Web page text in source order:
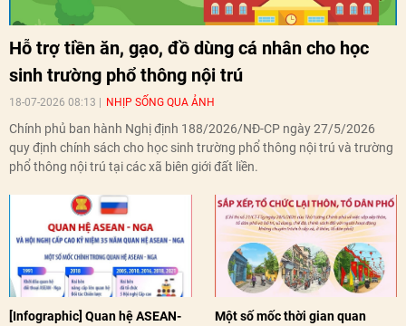
Hỗ trợ tiền ăn, gạo, đồ dùng cá nhân cho học
sinh trường phổ thông nội trú
18-07-2026 08:13 NHỊP SỐNG QUA ẢNH
Chính phủ ban hành Nghị định 188/2026/NĐ-CP ngày 27/5/2026
quy định chính sách cho học sinh trường phổ thông nội trú và trường
phổ thông nội trú tại các xã biên giới đất liền.
[Infographic] Quan hệ ASEAN-
Một số mốc thời gian quan